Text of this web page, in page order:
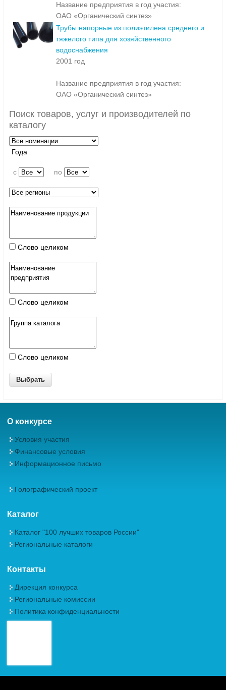
Название предприятия в год участия:
ОАО «Органический синтез»
Трубы напорные из полиэтилена среднего и
тяжелого типа для хозяйственного
водоснабжения
2001 год
Название предприятия в год участия:
ОАО «Органический синтез»
Поиск товаров, услуг и производителей по
каталогу
Года
c по
Слово целиком
Слово целиком
Слово целиком
О конкурсе
Условия участия
Финансовые условия
Информационное письмо
Голографический проект
Каталог
Каталог "100 лучших товаров России"
Региональные каталоги
Контакты
Дирекция конкурса
Региональные комиссии
Политика конфиденциальности